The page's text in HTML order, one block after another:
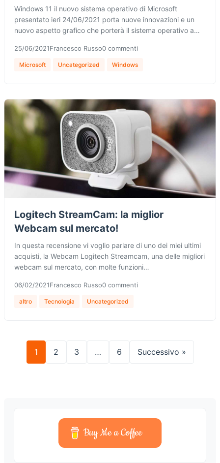
Windows 11 il nuovo sistema operativo di Microsoft
presentato ieri 24/06/2021 porta nuove innovazioni e un
nuovo aspetto grafico che porterà il sistema operativo a…
25/06/2021Francesco Russo0 commenti
Microsoft Uncategorized Windows
Logitech StreamCam: la miglior
Webcam sul mercato!
In questa recensione vi voglio parlare di uno dei miei ultimi
acquisti, la Webcam Logitech Streamcam, una delle migliori
webcam sul mercato, con molte funzioni…
06/02/2021Francesco Russo0 commenti
altro Tecnologia Uncategorized
1 2 3 … 6 Successivo »
Buy Me a Coffee